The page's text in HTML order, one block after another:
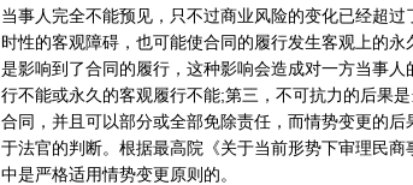
当事人完全不能预见，只不过商业风险的变化已经超
时性的客观障碍，也可能使合同的履行发生客观上的
是影响到了合同的履行，这种影响会造成对一方当事
行不能或永久的客观履行不能;第三，不可抗力的后果
合同，并且可以部分或全部免除责任，而情势变更的
于法官的判断。根据最高院《关于当前形势下审理民
中是严格适用情势变更原则的。